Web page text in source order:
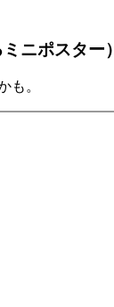
ニポスター）
も。